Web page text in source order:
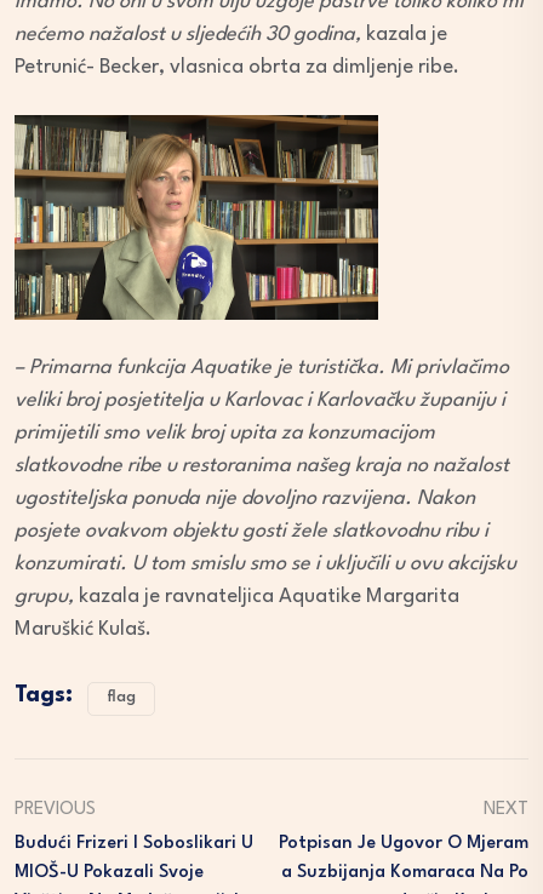
nećemo nažalost u sljedećih 30 godina, kazala je
Petrunić- Becker, vlasnica obrta za dimljenje ribe.
– Primarna funkcija Aquatike je turistička. Mi privlačimo
veliki broj posjetitelja u Karlovac i Karlovačku županiju i
primijetili smo velik broj upita za konzumacijom
slatkovodne ribe u restoranima našeg kraja no nažalost
ugostiteljska ponuda nije dovoljno razvijena. Nakon
posjete ovakvom objektu gosti žele slatkovodnu ribu i
konzumirati. U tom smislu smo se i uključili u ovu akcijsku
grupu, kazala je ravnateljica Aquatike Margarita
Maruškić Kulaš.
Tags: flag
PREVIOUS
Budući Frizeri I Soboslikari U
MIOŠ-U Pokazali Svoje
NEXT
Potpisan Je Ugovor O Mjeram
A Suzbijanja Komaraca Na Po